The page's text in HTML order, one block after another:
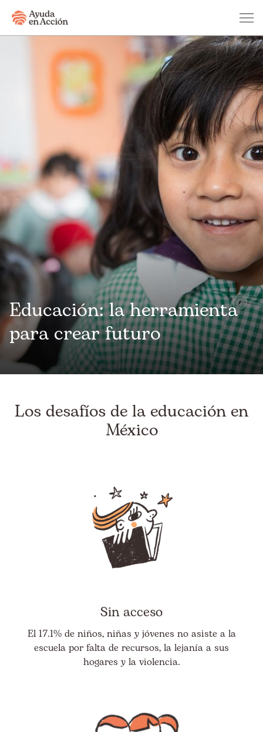
Educación: la herramienta
para crear futuro
Los desafíos de la educación en
México
Sin acceso
El 17.1% de niños, niñas y jóvenes no asiste a la
escuela por falta de recursos, la lejanía a sus
hogares y la violencia.